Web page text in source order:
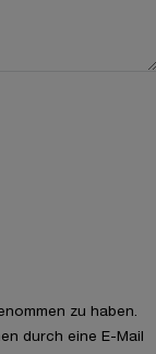
zu haben.
durch eine E-Mail